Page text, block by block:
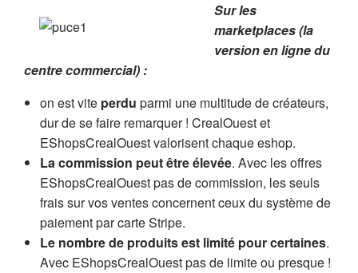
Sur les
marketplaces (la
version en ligne du
centre commercial) :
on est vite perdu parmi une multitude de créateurs,
dur de se faire remarquer ! CrealOuest et
EShopsCrealOuest valorisent chaque eshop.
La commission peut être élevée. Avec les offres
EShopsCrealOuest pas de commission, les seuls
frais sur vos ventes concernent ceux du système de
paiement par carte Stripe.
Le nombre de produits est limité pour certaines.
Avec EShopsCrealOuest pas de limite ou presque !